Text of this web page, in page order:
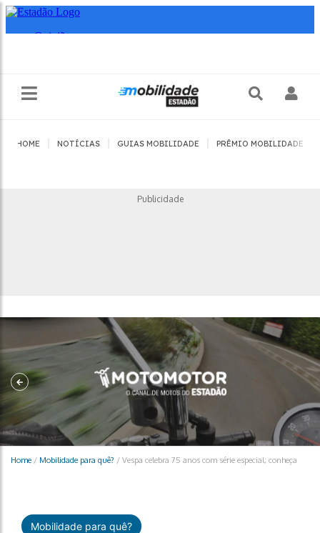
HOME NOTÍCIAS GUIAS MOBILIDADE PRÊMIO MOBILIDADE
Publicidade
Home / Mobilidade para quê? / Vespa celebra 75 anos com série especial; conheça
Mobilidade para quê?